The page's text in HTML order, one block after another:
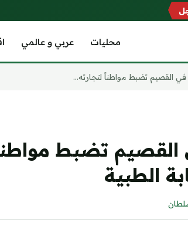
محليات عربي و عالمي
القصيم تضبط مواطناً لتجارته...
تضبط مواطناً
الطبية